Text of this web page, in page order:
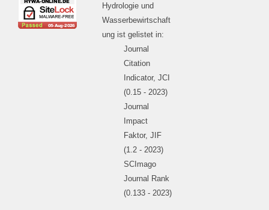
Hydrologie und
Wasserbewirtschaft
ung ist gelistet in:
Journal
Citation
Indicator, JCI
(0.15 - 2023)
Journal
Impact
Faktor, JIF
(1.2 - 2023)
SCImago
Journal Rank
(0.133 - 2023)